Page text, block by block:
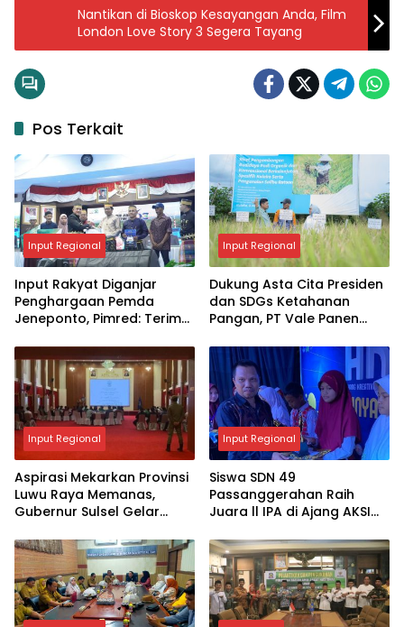
Nantikan di Bioskop Kesayangan Anda, Film
London Love Story 3 Segera Tayang
Pos Terkait
Input Regional
Input Rakyat Diganjar
Penghargaan Pemda
Jeneponto, Pimred: Terima
Input Regional
Dukung Asta Cita Presiden
dan SDGs Ketahanan
Pangan, PT Vale Panen
Berkelanjutan di Kolaka
Input Regional
Aspirasi Mekarkan Provinsi
Luwu Raya Memanas,
Gubernur Sulsel Gelar
Kepala Daerah
Input Regional
Siswa SDN 49
Passanggerahan Raih
Juara ll IPA di Ajang AKSI